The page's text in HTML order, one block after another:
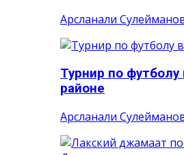
Арсланали
Турнир по футболу
районе
Арсланали